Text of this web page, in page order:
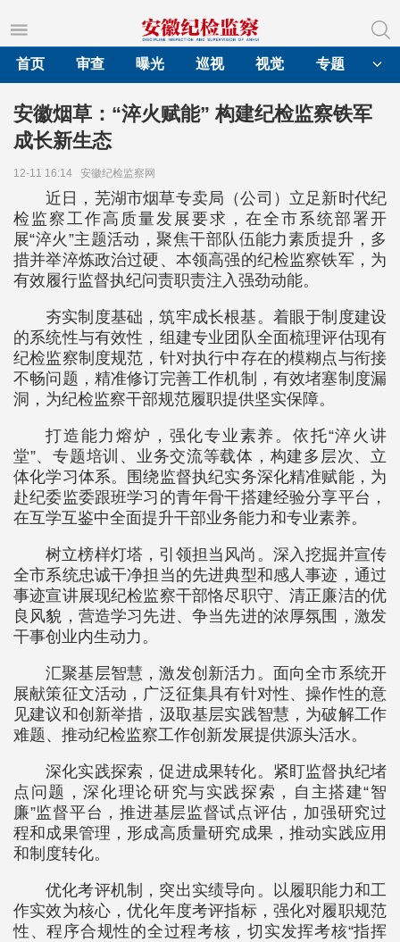
首页
审查 曝光 巡视 视觉 专题
安徽烟草：“淬火赋能” 构建纪检监察铁军
成长新生态
12-11 16:14 安徽纪检监察网
近日，芜湖市烟草专卖局（公司）立足新时代纪
检监察工作高质量发展要求，在全市系统部署开
展“淬火”主题活动，聚焦干部队伍能力素质提升，多
措并举淬炼政治过硬、本领高强的纪检监察铁军，为
有效履行监督执纪问责职责注入强劲动能。
夯实制度基础，筑牢成长根基。着眼于制度建设
的系统性与有效性，组建专业团队全面梳理评估现有
纪检监察制度规范，针对执行中存在的模糊点与衔接
不畅问题，精准修订完善工作机制，有效堵塞制度漏
洞，为纪检监察干部规范履职提供坚实保障。
打造能力熔炉，强化专业素养。依托“淬火讲
堂”、专题培训、业务交流等载体，构建多层次、立
体化学习体系。围绕监督执纪实务深化精准赋能，为
赴纪委监委跟班学习的青年骨干搭建经验分享平台，
在互学互鉴中全面提升干部业务能力和专业素养。
树立榜样灯塔，引领担当风尚。深入挖掘并宣传
全市系统忠诚干净担当的先进典型和感人事迹，通过
事迹宣讲展现纪检监察干部恪尽职守、清正廉洁的优
良风貌，营造学习先进、争当先进的浓厚氛围，激发
干事创业内生动力。
汇聚基层智慧，激发创新活力。面向全市系统开
展献策征文活动，广泛征集具有针对性、操作性的意
见建议和创新举措，汲取基层实践智慧，为破解工作
难题、推动纪检监察工作创新发展提供源头活水。
深化实践探索，促进成果转化。紧盯监督执纪堵
点问题，深化理论研究与实践探索，自主搭建“智
廉”监督平台，推进基层监督试点评估，加强研究过
程和成果管理，形成高质量研究成果，推动实践应用
和制度转化。
优化考评机制，突出实绩导向。以履职能力和工
作实效为核心，优化年度考评指标，强化对履职规范
性、程序合规性的全过程考核，切实发挥考核“指挥